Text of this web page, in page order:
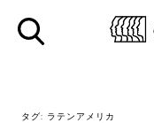
タグ: ラテンアメリカ